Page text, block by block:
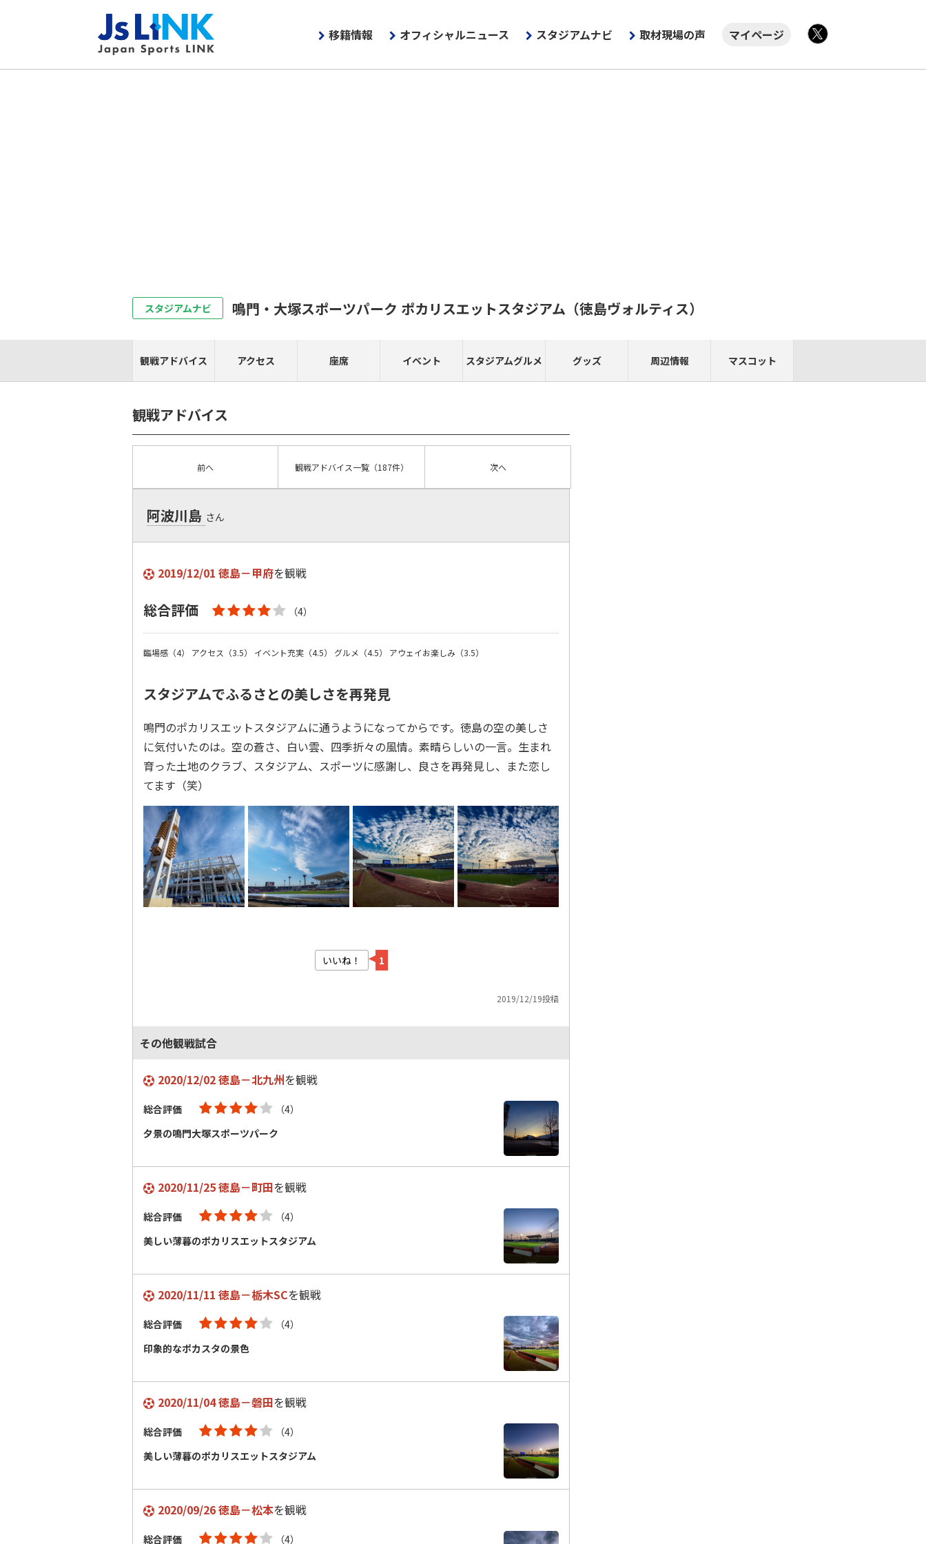
移籍情報 オフィシャルニュース スタジアムナビ 取材現場の声
マイページ
スタジアムナビ 鳴門・大塚スポーツパーク ポカリスエットスタジアム （徳島ヴォルティス）
観戦アドバイス アクセス 座席 イベント スタジアムグルメ グッズ 周辺情報 マスコット
観戦アドバイス
前へ 観戦アドバイス一覧（187件） 次へ
阿波川島 さん
2019/12/01 徳島－甲府を観戦
総合評価 （4）
臨場感（4） アクセス（3.5） イベント充実（4.5） グルメ（4.5） アウェイお楽しみ（3.5）
スタジアムでふるさとの美しさを再発見
鳴門のポカリスエットスタジアムに通うようになってからです。徳島の空の美しさ
に気付いたのは。空の蒼さ、白い雲、四季折々の風情。素晴らしいの一言。生まれ
育った土地のクラブ、スタジアム、スポーツに感謝し、良さを再発見し、また恋し
てます（笑）
いいね！ 1
2019/12/19投稿
その他観戦試合
2020/12/02 徳島－北九州を観戦
総合評価
（4）
夕景の鳴門大塚スポーツパーク
2020/11/25 徳島－町田を観戦
総合評価
（4）
美しい薄暮のポカリスエットスタジアム
2020/11/11 徳島－栃木SCを観戦
総合評価
（4）
印象的なポカスタの景色
2020/11/04 徳島－磐田を観戦
総合評価
（4）
美しい薄暮のポカリスエットスタジアム
2020/09/26 徳島－松本を観戦
総合評価 （4）